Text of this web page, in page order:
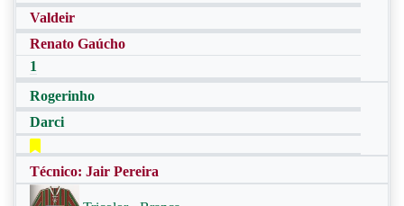
Valdeir
Renato Gaúcho
1
Rogerinho
Darci
Técnico: Jair Pereira